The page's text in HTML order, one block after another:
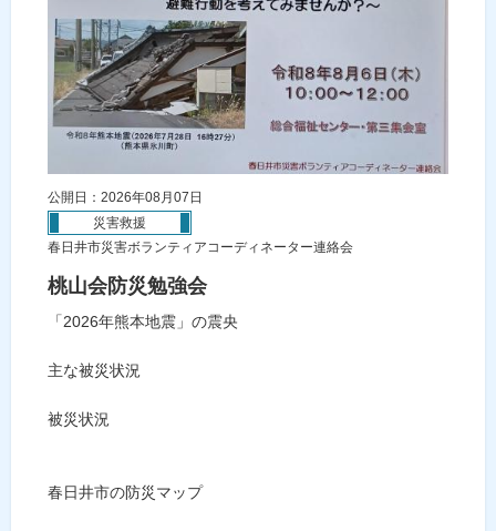
公開日：2026年08月07日
災害救援
春日井市災害ボランティアコーディネーター連絡会
桃山会防災勉強会
「2026年熊本地震」の震央
主な被災状況
被災状況
春日井市の防災マップ